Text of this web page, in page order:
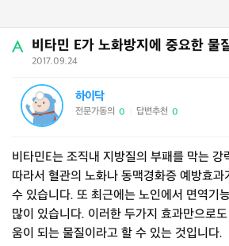
비타민 E가 노화방지에 중요한 물
2017.09.24
하이닥
전문가동의 0 답변추천 0
비타민E는 조직내 지방질의 부패를 막는 강
따라서 혈관의 노화나 동맥경화증 예방효
수 있습니다. 또 최근에는 노인에서 면역기
많이 있습니다. 이러한 두가지 효과만으로
움이 되는 물질이라고 할 수 있는 것입니다.